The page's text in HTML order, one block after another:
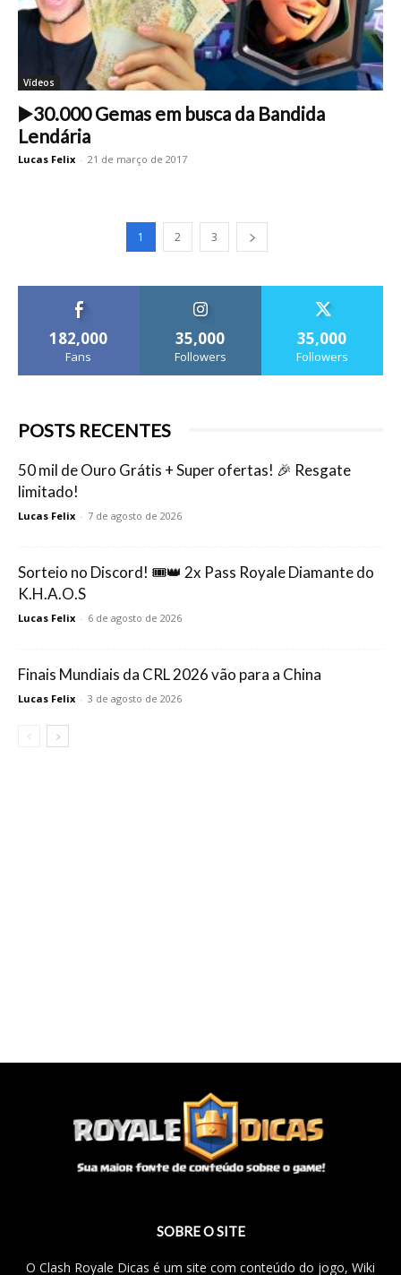
Vídeos
▶️30.000 Gemas em busca da Bandida
Lendária
Lucas Felix - 21 de março de 2017
1 2 3
182,000
Fans
35,000
Followers
35,000
Followers
POSTS RECENTES
50 mil de Ouro Grátis + Super ofertas! 🎉 Resgate
limitado!
Lucas Felix - 7 de agosto de 2026
Sorteio no Discord! 🎟️👑 2x Pass Royale Diamante do
K.H.A.O.S
Lucas Felix - 6 de agosto de 2026
Finais Mundiais da CRL 2026 vão para a China
Lucas Felix - 3 de agosto de 2026
SOBRE O SITE
O Clash Royale Dicas é um site com conteúdo do jogo, Wiki